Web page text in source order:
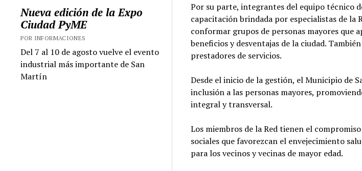
Nueva edición de la Expo
Ciudad PyME
POR INFORMACIONES
Del 7 al 10 de agosto vuelve el evento
industrial más importante de San
Martín
Por su parte, integrantes del equipo técnico
capacitación brindada por especialistas de la
conformar grupos de personas mayores que
beneficios y desventajas de la ciudad.
prestadores de servicios.
Desde el inicio de la gestión, el Municipio de
inclusión a las personas mayores,
integral y transversal.
Los miembros de la Red tienen el
sociales que favorezcan el envejecimiento
para los vecinos y vecinas de mayor edad.